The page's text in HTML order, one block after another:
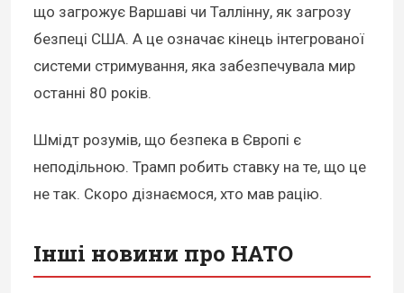
що загрожує Варшаві чи Таллінну, як загрозу
безпеці США. А це означає кінець інтегрованої
системи стримування, яка забезпечувала мир
останні 80 років.
Шмідт розумів, що безпека в Європі є
неподільною. Трамп робить ставку на те, що це
не так. Скоро дізнаємося, хто мав рацію.
Інші новини про НАТО